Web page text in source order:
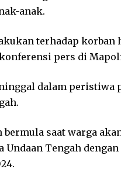
anak.
terhadap
pers di
dalam
bermula saat warga
Undaan Tengah